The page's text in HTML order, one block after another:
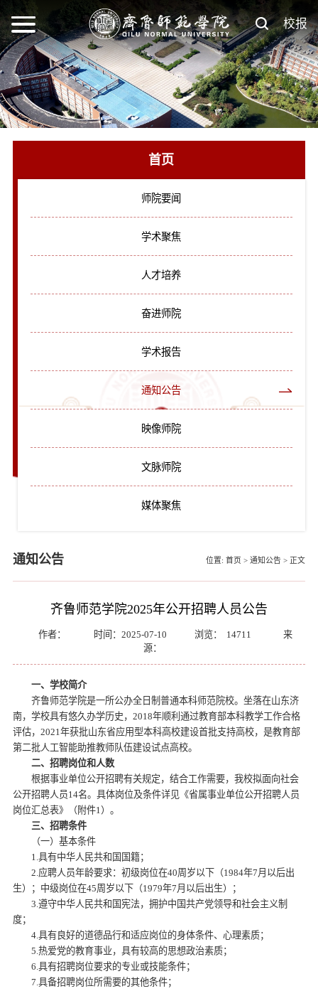
校报
首页
师院要闻
学术聚焦
人才培养
奋进师院
学术报告
通知公告
映像师院
文脉师院
媒体聚焦
通知公告 位置: 首页 > 通知公告 > 正文
齐鲁师范学院2025年公开招聘人员公告
作者： 时间：2025-07-10 浏览： 14711
来
源：
一、学校简介
齐鲁师范学院是一所公办全日制普通本科师范院校。坐落在山东济
南，学校具有悠久办学历史，2018年顺利通过教育部本科教学工作合格
评估，2021年获批山东省应用型本科高校建设首批支持高校，是教育部
第二批人工智能助推教师队伍建设试点高校。
二、招聘岗位和人数
根据事业单位公开招聘有关规定，结合工作需要，我校拟面向社会
公开招聘人员14名。具体岗位及条件详见《省属事业单位公开招聘人员
岗位汇总表》（附件1）。
三、招聘条件
（一）基本条件
1.具有中华人民共和国国籍；
2.应聘人员年龄要求：初级岗位在40周岁以下（1984年7月以后出
生）；中级岗位在45周岁以下（1979年7月以后出生）；
3.遵守中华人民共和国宪法，拥护中国共产党领导和社会主义制
度；
4.具有良好的道德品行和适应岗位的身体条件、心理素质；
5.热爱党的教育事业，具有较高的思想政治素质；
6.具有招聘岗位要求的专业或技能条件；
7.具备招聘岗位所需要的其他条件；